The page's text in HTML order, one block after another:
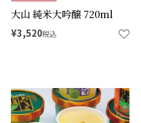
大山 純米大吟醸 720ml
¥3,520税込